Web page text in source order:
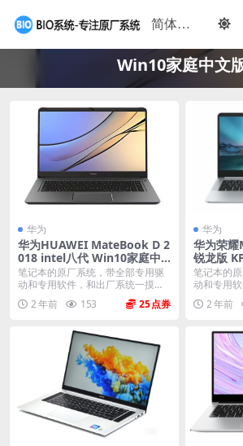
Win10家庭中文
华为
华为HUAWEI MateBook D 2
018 intel八代 Win10家庭中
文版 原厂oem系统
笔记本的原厂系统，带全部专用驱
动和专用软件，和出厂系统一摸一
样。不带一键还原功能...
2 年前 153 25
华为
华为荣
锐龙版
庭中文
笔记本的
动和专用
样。不带一
2 年前